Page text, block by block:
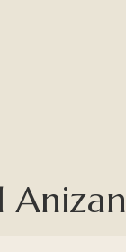
Anizan